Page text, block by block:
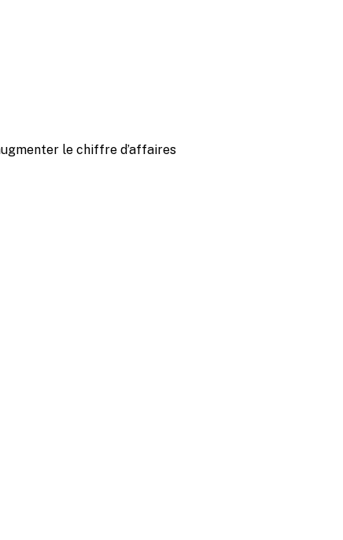
le chiffre d’affaires